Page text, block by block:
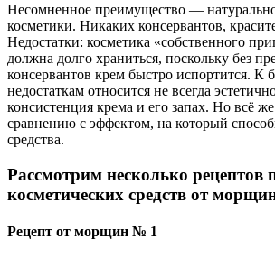
Несомненное преимущество —
косметики. Никаких консервантов,
Недостатки: косметика «собственного
должна долго храниться, поскольку без
консервантов крем быстро испортится. К
недостаткам относится не всегда
консистенция крема и его запах. Но всё
сравнению с эффектом, на который
средства.
Рассмотрим несколько рецептов
косметических средств от
Рецепт от морщин № 1